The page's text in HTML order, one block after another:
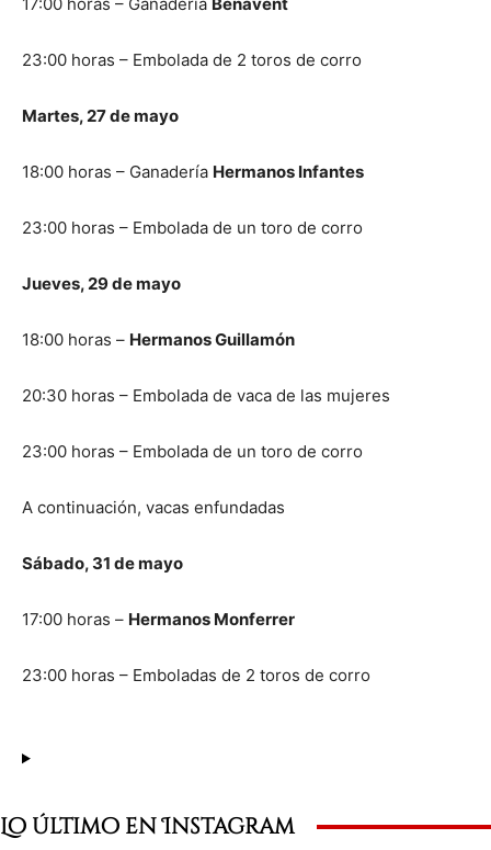
23:00 horas – Embolada de 2 toros de corro
Martes, 27 de mayo
18:00 horas – Ganadería Hermanos Infantes
23:00 horas – Embolada de un toro de corro
Jueves, 29 de mayo
18:00 horas – Hermanos Guillamón
20:30 horas – Embolada de vaca de las mujeres
23:00 horas – Embolada de un toro de corro
A continuación, vacas enfundadas
Sábado, 31 de mayo
17:00 horas – Hermanos Monferrer
23:00 horas – Emboladas de 2 toros de corro
Lo último en Instagram